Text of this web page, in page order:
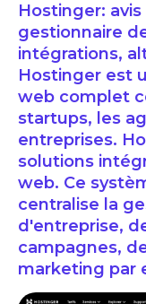
Hostinger:
gestionnaire
intégrations,
Hostinger est
web complet
startups, les
entreprises.
solutions
web. Ce
centralise la
d'entreprise,
campagnes,
marketing par